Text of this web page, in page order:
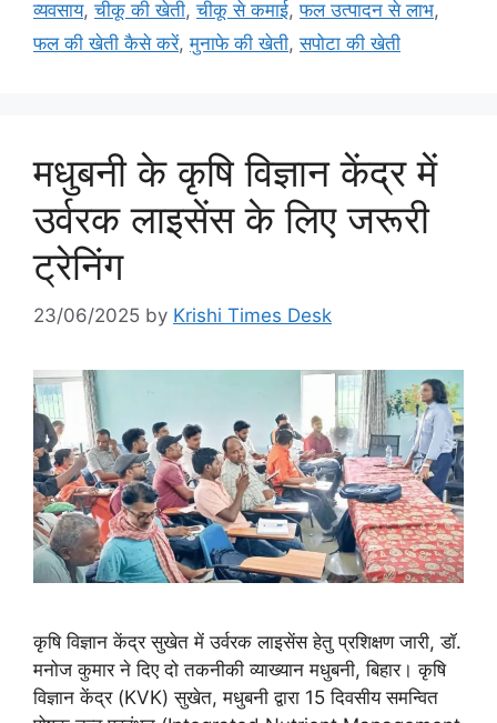
व्यवसाय,चीकू की खेती,चीकू से कमाई,फल उत्पादन से लाभ,
फल की खेती कैसे करें,मुनाफे की खेती,सपोटा की खेती
मधुबनी के कृषि विज्ञान केंद्र में
उर्वरक लाइसेंस के लिए जरूरी
ट्रेनिंग
23/06/2025 by Krishi Times Desk
कृषि विज्ञान केंद्र सुखेत में उर्वरक लाइसेंस हेतु प्रशिक्षण जारी, डॉ.
मनोज कुमार ने दिए दो तकनीकी व्याख्यान मधुबनी, बिहार। कृषि
विज्ञान केंद्र (KVK) सुखेत, मधुबनी द्वारा 15 दिवसीय समन्वित